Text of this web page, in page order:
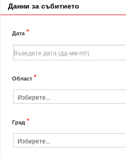
Данни за събитието
Дата*
Област*
Изберете...
Град*
Изберете...